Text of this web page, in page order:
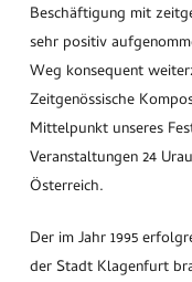
Beschäftigung mit
sehr positiv
Weg konsequent
Zeitgenössische
Mittelpunkt unseres
Veranstaltungen 24
Österreich.
Der im Jahr 1995
der Stadt Klagenfurt